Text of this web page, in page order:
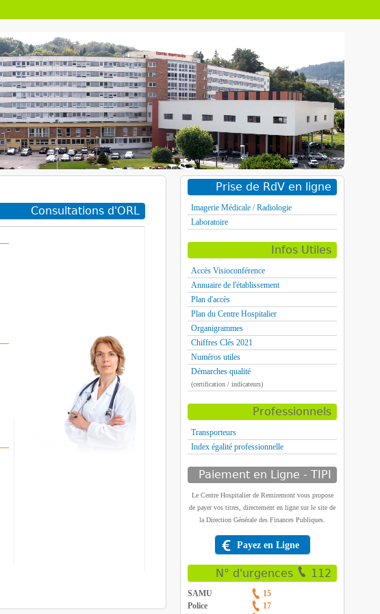
Consultations d'ORL
Prise de RdV en ligne
Imagerie Médicale / Radiologie
Laboratoire
Infos Utiles
Accès Visioconférence
Annuaire de l'établissement
Plan d'accès
Plan du Centre Hospitalier
Organigrammes
Chiffres Clés 2021
Numéros utiles
Démarches qualité
(certification / indicateurs)
Professionnels
Transporteurs
Index égalité professionnelle
Paiement en Ligne - TIPI
Le Centre Hospitalier de Remiremont vous propose
de payer vos titres, directement en ligne sur le site de
la Direction Générale des Finances Publiques.
Payez en Ligne
N° d'urgences 112
SAMU
15
Police
17